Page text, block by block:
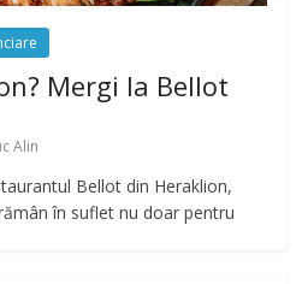
Mergi la Bellot
Alin
Bellot din Heraklion,
în suflet nu doar pentru